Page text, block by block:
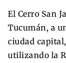
El Cerro San
Tucumán, a
ciudad
utilizando la